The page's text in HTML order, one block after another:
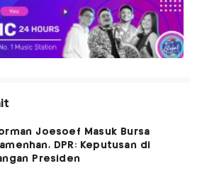
Joesoef Masuk Bursa
DPR: Keputusan di
Presiden